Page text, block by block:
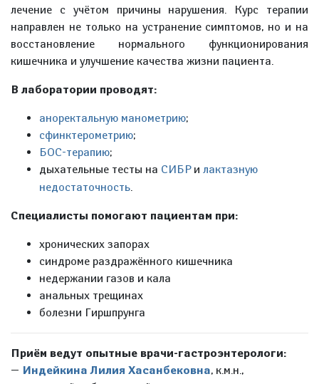
лечение с учётом причины нарушения. Курс терапии
направлен не только на устранение симптомов, но и на
восстановление нормального функционирования
кишечника и улучшение качества жизни пациента.
В лаборатории проводят:
аноректальную манометрию;
сфинктерометрию;
БОС-терапию;
дыхательные тесты на СИБР и лактазную
недостаточность.
Специалисты помогают пациентам при:
хронических запорах
синдроме раздражённого кишечника
недержании газов и кала
анальных трещинах
болезни Гиршпрунга
Приём ведут опытные врачи-гастроэнтерологи:
— Индейкина Лилия Хасанбековна, к.м.н.,